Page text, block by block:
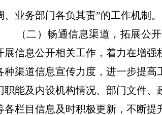
、业务部门各负其责”的工作机制。
（二）畅通信息渠道，拓展公开
展信息公开相关工作，着力在增
种渠道信息宣传力度，进一步提
职能及内设机构情况、部门文件
各栏目信息及时积极更新，不断提